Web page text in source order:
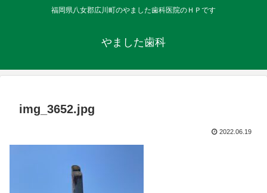
福岡県八女郡広川町のやました歯科医院のＨＰです
やました歯科
img_3652.jpg
2022.06.19